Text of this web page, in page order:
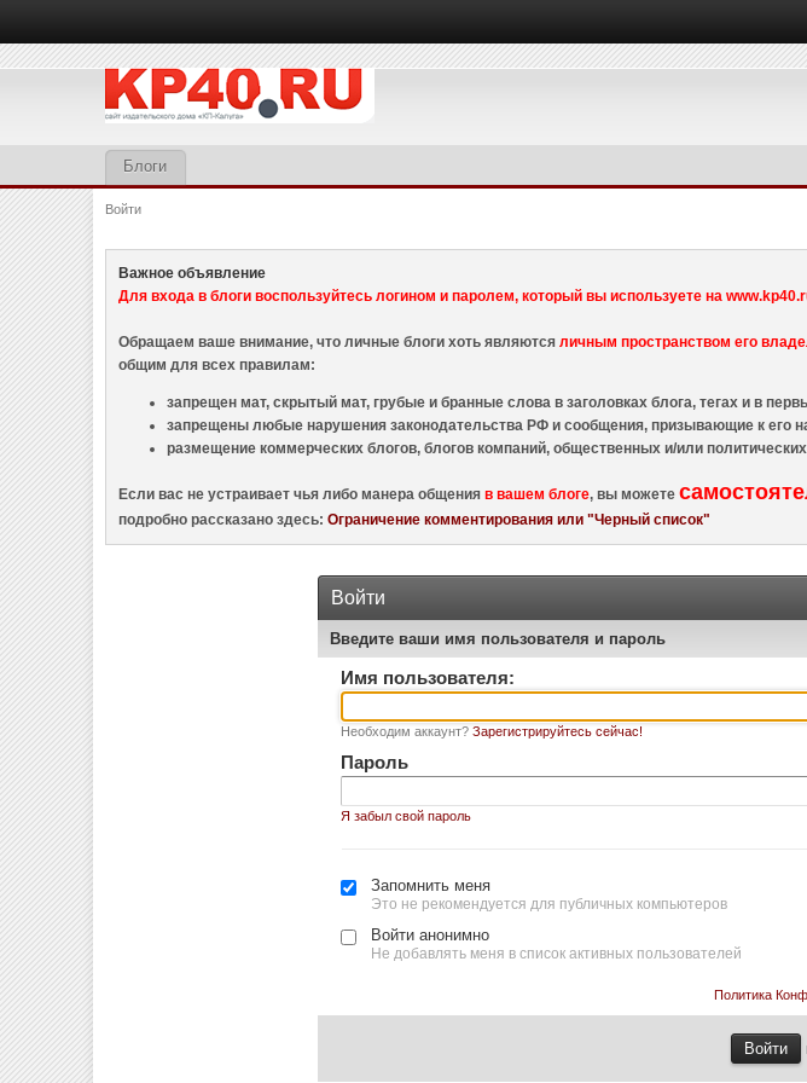
Блоги
Войти
Важное объявление
Для входа в блоги воспользуйтесь логином и паролем, который вы используете на
Обращаем ваше внимание, что личные блоги хоть являютсяличным пространством его
общим для всех правилам:
запрещен мат, скрытый мат, грубые и бранные слова в заголовках блога, тегах и в
запрещены любые нарушения законодательства РФ и сообщения, призывающие к его
размещение коммерческих блогов, блогов компаний, общественных и/или
Если вас не устраивает чья либо манера общенияв вашем блоге, вы можете
подробно рассказано здесь:Ограничение комментирования или "Черный список"
Войти
Введите ваши имя пользователя и пароль
Имя пользователя:
Необходим аккаунт? Зарегистрируйтесь сейчас!
Пароль
Я забыл свой пароль
Запомнить меня
Это не рекомендуется для публичных компьютеров
Войти анонимно
Не добавлять меня в список активных пользователей
Политика